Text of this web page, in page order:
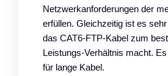
Netzwerkanforderungen der
erfüllen. Gleichzeitig ist es
das CAT6-FTP-Kabel zum
Leistungs-Verhältnis macht.
für lange Kabel.